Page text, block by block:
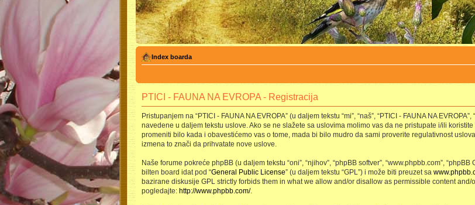
Index boarda
PTICI - FAUNA NA EVROPA - Registracija
Pristupanjem na “PTICI - FAUNA NA EVROPA” (u daljem tekstu “mi”, “naš”, “PTICI - FAUNA NA
navedene u daljem tekstu uslove. Ako se ne slažete sa uslovima molimo vas da ne pristupate i/ili koristite
promeniti bilo kada i obavestićemo vas o tome, mada bi bilo mudro da sami proverite regulativnost uslova
izmena to znači da prihvatate nove uslove.
Naše forume pokreće phpBB (u daljem tekstu “oni”, “njihov”, “phpBB softver”, “www.phpbb.com”,
bilten board idat pod “General Public License” (u daljem tekstu “GPL”) i može biti preuzet sa
bazirane diskusije GPL strictly forbids them in what we allow and/or disallow as permissible content
pogledajte: http://www.phpbb.com/.